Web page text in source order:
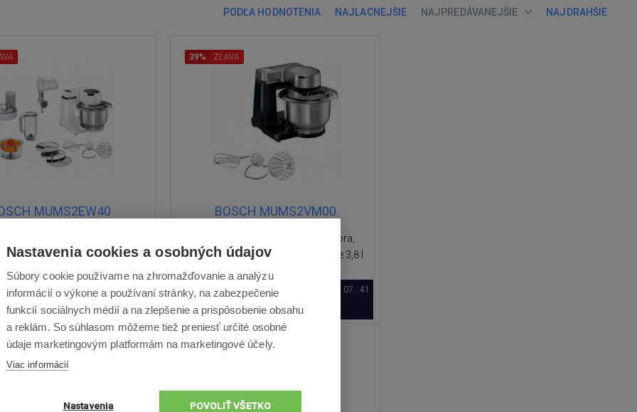
PODĽA HODNOTENIA NAJLACNEJŠIE NAJPREDÁVANEJŠIE NAJDRAHŠIE
MUMS2EW40
W, plastová konštrukcia,
nádoby 3,8 l, bohaté
príslušenstvo
€
17 : 07 : 41
276,00€
1 recenzia
BOSCH MUMS2VM00
Príkon 900 W, pomalý štart motora,
objem misy z nehrdzavejúcej ocele 3,8 l
39% ZĽAVA
Akčná cena
129,00 €
17 : 07 : 41
210,00
Nastavenia cookies a osobných údajov
Súbory cookie používame na zhromažďovanie a analýzu
informácií o výkone a používaní stránky, na zabezpečenie
funkcií sociálnych médií a na zlepšenie a prispôsobenie obsahu
a reklám. So súhlasom môžeme tiež preniesť určité osobné
údaje marketingovým platformám na marketingové účely.
Viac informácií
Nastavenia POVOLIŤ VŠETKO